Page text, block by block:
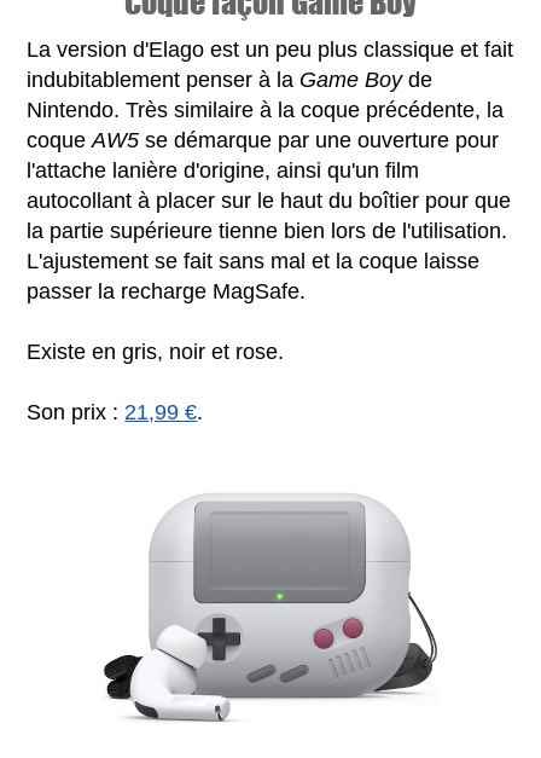
La version d'Elago est un peu plus classique et fait
indubitablement penser à la Game Boyde
Nintendo. Très similaire à la coque précédente, la
coqueAW5 se démarque par une ouverture pour
l'attache lanière d'origine, ainsi qu'un film
autocollant à placer sur le haut du boîtier pour que
la partie supérieure tienne bien lors de l'utilisation.
L'ajustement se fait sans mal et la coque laisse
passer la recharge MagSafe.
Existe en gris, noir et rose.
Son prix : 21,99 €.